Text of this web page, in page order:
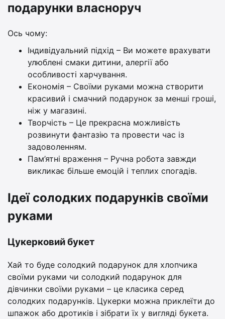
подарунки власноруч
Ось чому:
Індивідуальний підхід – Ви можете врахувати
улюблені смаки дитини, алергії або
особливості харчування.
Економія – Своїми руками можна створити
красивий і смачний подарунок за менші гроші,
ніж у магазині.
Творчість – Це прекрасна можливість
розвинути фантазію та провести час із
задоволенням.
Пам’ятні враження – Ручна робота завжди
викликає більше емоцій і теплих спогадів.
Ідеї солодких подарунків своїми
руками
Цукерковий букет
Хай то буде солодкий подарунок для хлопчика
своїми руками чи солодкий подарунок для
дівчинки своїми руками – це класика серед
солодких подарунків. Цукерки можна приклеїти до
шпажок або дротиків і зібрати їх у вигляді букета.